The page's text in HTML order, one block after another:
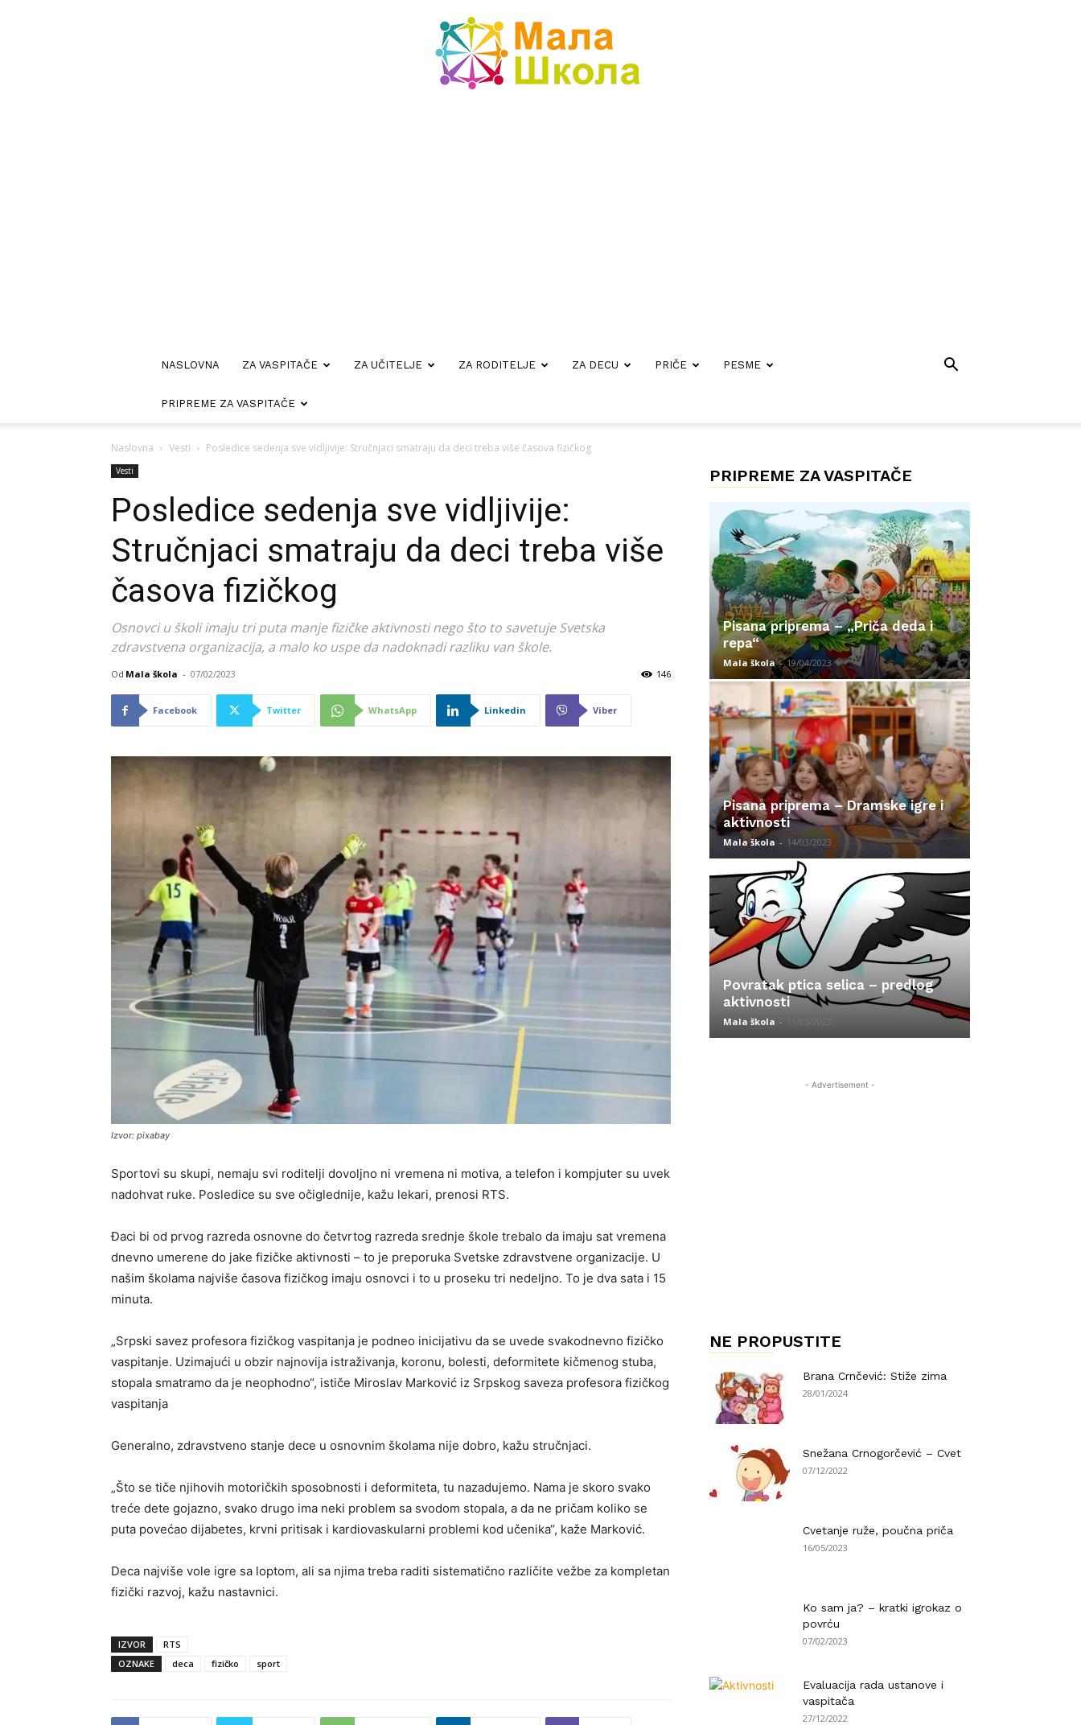
NASLOVNA ZA VASPITAČE ZA UČITELJE ZA RODITELJE ZA DECU PRIČE PESME
PRIPREME ZA VASPITAČE
Naslovna Vesti Posledice sedenja sve vidljivije: Stručnjaci smatraju da deci treba više časova fizičkog
Vesti
Posledice sedenja sve vidljivije:
Stručnjaci smatraju da deci treba više
časova fizičkog
Osnovci u školi imaju tri puta manje fizičke aktivnosti nego što to savetuje Svetska
zdravstvena organizacija, a malo ko uspe da nadoknadi razliku van škole.
Od Mala škola - 07/02/2023 146
Facebook Twitter WhatsApp Linkedin Viber
Izvor: pixabay
Sportovi su skupi, nemaju svi roditelji dovoljno ni vremena ni motiva, a telefon i kompjuter su uvek
nadohvat ruke. Posledice su sve očiglednije, kažu lekari, prenosi RTS.
Đaci bi od prvog razreda osnovne do četvrtog razreda srednje škole trebalo da imaju sat vremena
dnevno umerene do jake fizičke aktivnosti – to je preporuka Svetske zdravstvene organizacije. U
našim školama najviše časova fizičkog imaju osnovci i to u proseku tri nedeljno. To je dva sata i 15
minuta.
„Srpski savez profesora fizičkog vaspitanja je podneo inicijativu da se uvede svakodnevno fizičko
vaspitanje. Uzimajući u obzir najnovija istraživanja, koronu, bolesti, deformitete kičmenog stuba,
stopala smatramo da je neophodno“, ističe Miroslav Marković iz Srpskog saveza profesora fizičkog
vaspitanja
Generalno, zdravstveno stanje dece u osnovnim školama nije dobro, kažu stručnjaci.
„Što se tiče njihovih motoričkih sposobnosti i deformiteta, tu nazadujemo. Nama je skoro svako
treće dete gojazno, svako drugo ima neki problem sa svodom stopala, a da ne pričam koliko se
puta povećao dijabetes, krvni pritisak i kardiovaskularni problemi kod učenika“, kaže Marković.
Deca najviše vole igre sa loptom, ali sa njima treba raditi sistematično različite vežbe za kompletan
fizički razvoj, kažu nastavnici.
IZVOR
RTS
OZNAKE
deca fizičko sport
PRIPREME ZA VASPITAČE
Pisana priprema – „Priča deda i
repa“
Mala škola - 19/04/2023
Pisana priprema – Dramske igre i
aktivnosti
Mala škola - 14/03/2023
Povratak ptica selica – predlog
aktivnosti
Mala škola -
- Advertisement -
NE PROPUSTITE
Brana Crnčević: Stiže zima
28/01/2024
Snežana Crnogorčević – Cvet
07/12/2022
Cvetanje ruže, poučna priča
16/05/2023
Ko sam ja? – kratki igrokaz o
povrću
07/02/2023
Evaluacija rada ustanove i
vaspitača
27/12/2022